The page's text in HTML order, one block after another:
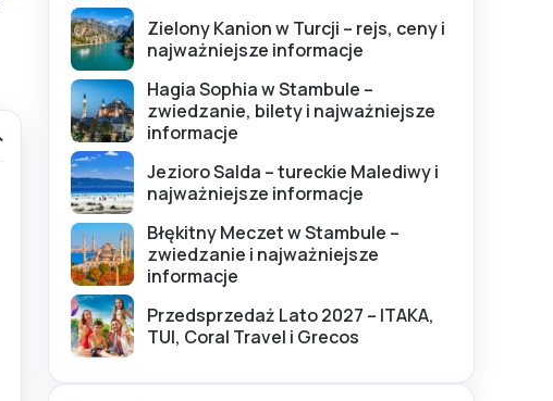
Zielony Kanion w Turcji – rejs, ceny i
najważniejsze informacje
Hagia Sophia w Stambule –
zwiedzanie, bilety i najważniejsze
informacje
Jezioro Salda – tureckie Malediwy i
najważniejsze informacje
Błękitny Meczet w Stambule –
zwiedzanie i najważniejsze
informacje
Przedsprzedaż Lato 2027 – ITAKA,
TUI, Coral Travel i Grecos